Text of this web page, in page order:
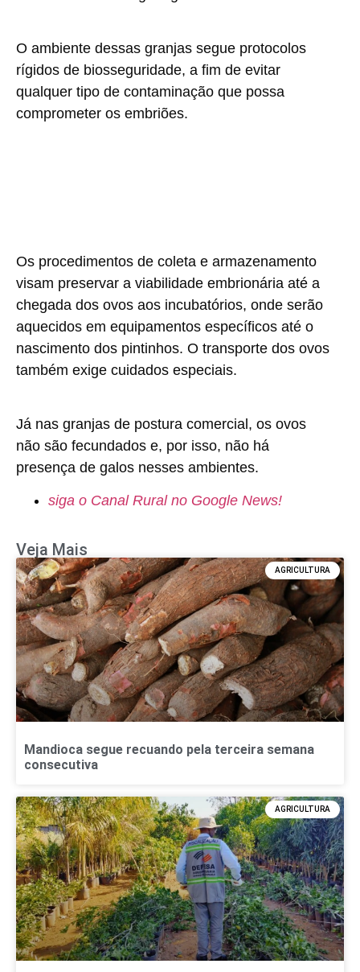
O ambiente dessas granjas segue protocolos
rígidos de biosseguridade, a fim de evitar
qualquer tipo de contaminação que possa
comprometer os embriões.
Os procedimentos de coleta e armazenamento
visam preservar a viabilidade embrionária até a
chegada dos ovos aos incubatórios, onde serão
aquecidos em equipamentos específicos até o
nascimento dos pintinhos. O transporte dos ovos
também exige cuidados especiais.
Já nas granjas de postura comercial, os ovos
não são fecundados e, por isso, não há
presença de galos nesses ambientes.
siga o Canal Rural no Google News!
Veja Mais
AGRICULTURA
Mandioca segue recuando pela terceira semana
consecutiva
AGRICULTURA